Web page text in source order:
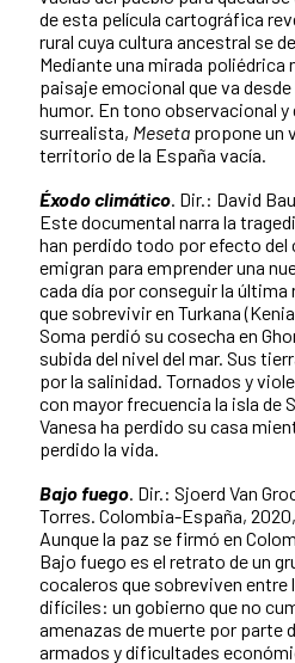
de esta película cartográfica
rural cuya cultura ancestral se
Mediante una mirada poliédrica
paisaje emocional que va
humor. En tono observacional
surrealista, Meseta propone un
territorio de la España vacía.
Éxodo climático. Dir.: David
Este documental narra la
han perdido todo por efecto
emigran para emprender una
cada día por conseguir la última
que sobrevivir en Turkana
Soma perdió su cosecha en
subida del nivel del mar. Sus
por la salinidad. Tornados y
con mayor frecuencia la isla de
Vanesa ha perdido su casa
perdido la vida.
Bajo fuego. Dir.: Sjoerd Van
Torres. Colombia-España,
Aunque la paz se firmó en
Bajo fuego es el retrato de un
cocaleros que sobreviven
difíciles: un gobierno que no
amenazas de muerte por parte
armados y dificultades